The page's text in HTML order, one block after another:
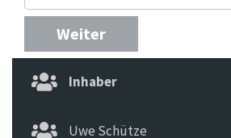
Weiter
Inhaber
Uwe Schütze